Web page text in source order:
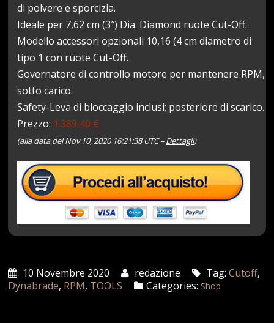
di polvere e sporcizia.
Ideale per 7,62 cm (3″) Dia. Diamond ruote Cut-Off.
Modello accessori opzionali 10,16 (4 cm diametro di
tipo 1 con ruote Cut-Off.
Governatore di controllo motore per mantenere RPM,
sotto carico.
Safety-Leva di bloccaggio inclusi; posteriore di scarico.
Prezzo: 1.389,40 €
(alla data del Nov 10, 2020 16:21:38 UTC –Dettagli)
10 Novembre 2020 redazione Tag:Cutoff,
Dynabrade, RPM, TOOLS Categories: Shop